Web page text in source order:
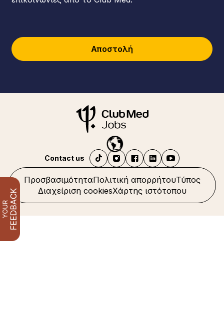
Αποστολή
ΠροσβασιμότηταΠολιτική απορρήτουΤύπος
Διαχείριση cookiesΧάρτης ιστότοπου
Contact us